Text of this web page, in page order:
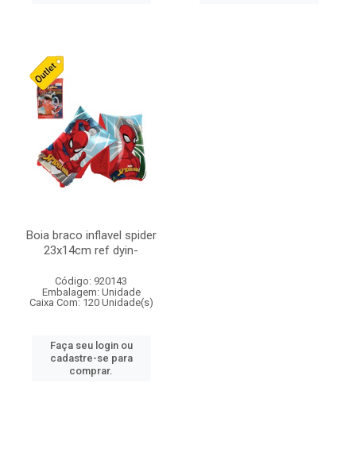
Boia braco inflavel spider
23x14cm ref dyin-
Código: 920143
Embalagem: Unidade
Caixa Com: 120 Unidade(s)
Faça seu login ou
cadastre-se para
comprar.